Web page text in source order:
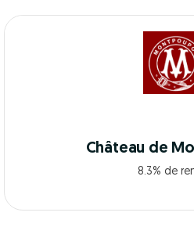
Château de
8.3% de